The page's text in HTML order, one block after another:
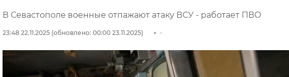
В Севастополе военные отпажают атаку ВСУ - работает ПВО
23:48 22.11.2025 (обновлено: 00:00 23.11.2025)